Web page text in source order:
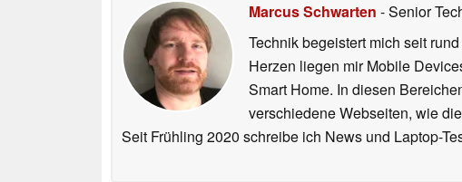
Marcus Schwarten - Senior
Technik begeistert mich seit
Herzen liegen mir Mobile
Smart Home. In diesen
verschiedene Webseiten, wie
Seit Frühling 2020 schreibe ich News und Laptop-